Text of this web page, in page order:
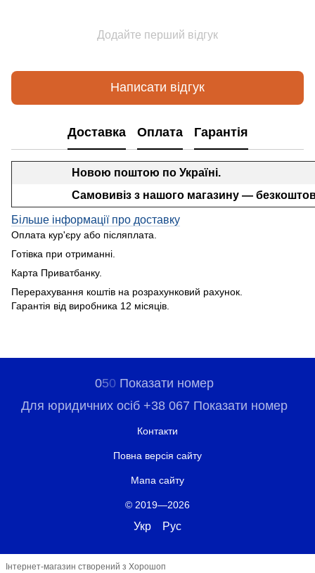
Додайте перший відгук
Написати відгук
Доставка Оплата Гарантія
Новою поштою по Україні.
Самовивіз з нашого магазину —
Більше інформації про доставку
Оплата кур'єру або післяплата.
Готівка при отриманні.
Карта Приватбанку.
Перерахування коштів на розрахунковий рахунок.
Гарантія від виробника 12 місяців.
050 Показати номер
Для юридичних осіб +38 067 Показати номер
Контакти
Повна версія сайту
Мапа сайту
© 2019—2026
Укр Рус
Інтернет-магазин створений з Хорошоп